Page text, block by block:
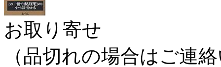
お取り寄せ
（品切れの場合はご連